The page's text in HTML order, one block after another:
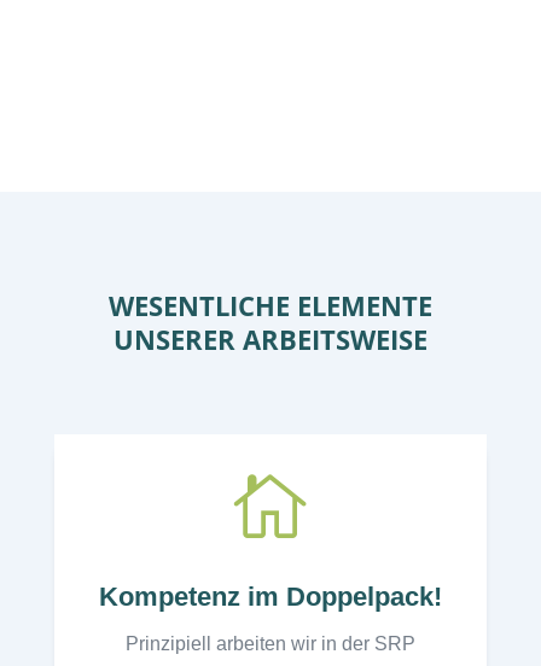
WESENTLICHE ELEMENTE
UNSERER ARBEITSWEISE

Kompetenz im Doppelpack!
Prinzipiell arbeiten wir in der SRP